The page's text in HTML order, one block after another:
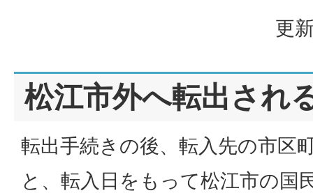
更
松江市外へ転出され
転出手続きの後、転入先の市区
と、転入日をもって松江市の国